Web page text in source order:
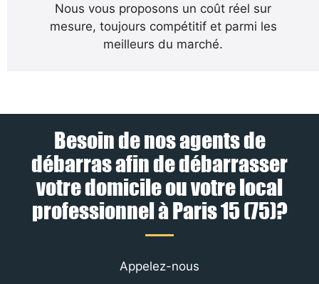
Nous vous proposons un coût réel sur
mesure, toujours compétitif et parmi les
meilleurs du marché.
Besoin de nos agents de
débarras afin de débarrasser
votre domicile ou votre local
professionnel à Paris 15 (75)?
Appelez-nous